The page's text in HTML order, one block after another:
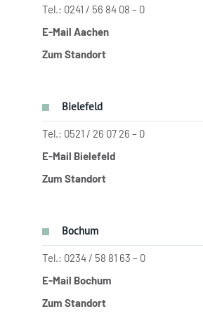
Tel.: 0241 / 56 84 08 – 0
E-Mail Aachen
Zum Standort
Bielefeld
Tel.: 0521 / 26 07 26 – 0
E-Mail Bielefeld
Zum Standort
Bochum
Tel.: 0234 / 58 81 63 – 0
E-Mail Bochum
Zum Standort